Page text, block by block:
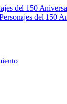
del 150
del 150